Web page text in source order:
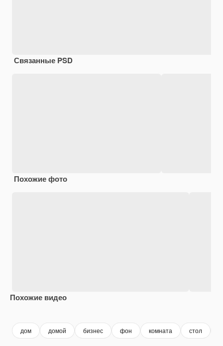
Связанные PSD
Похожие фото
Похожие видео
дом домой бизнес фон комната стол